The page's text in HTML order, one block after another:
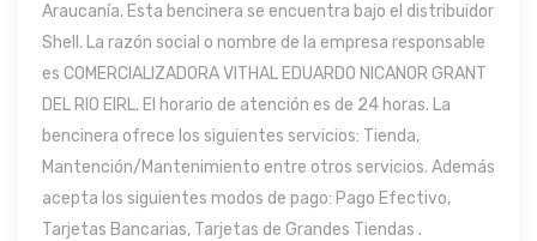
Araucanía. Esta bencinera se encuentra bajo el distribuidor
Shell. La razón social o nombre de la empresa responsable
es COMERCIALIZADORA VITHAL EDUARDO NICANOR GRANT
DEL RIO EIRL. El horario de atención es de 24 horas. La
bencinera ofrece los siguientes servicios: Tienda,
Mantención/Mantenimiento entre otros servicios. Además
acepta los siguientes modos de pago: Pago Efectivo,
Tarjetas Bancarias, Tarjetas de Grandes Tiendas .